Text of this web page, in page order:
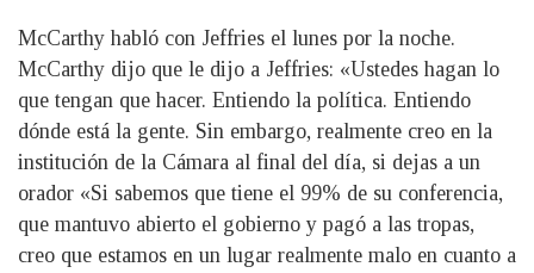
McCarthy habló con Jeffries el lunes por la noche.
McCarthy dijo que le dijo a Jeffries: «Ustedes hagan lo
que tengan que hacer. Entiendo la política. Entiendo
dónde está la gente. Sin embargo, realmente creo en la
institución de la Cámara al final del día, si dejas a un
orador «Si sabemos que tiene el 99% de su conferencia,
que mantuvo abierto el gobierno y pagó a las tropas,
creo que estamos en un lugar realmente malo en cuanto a